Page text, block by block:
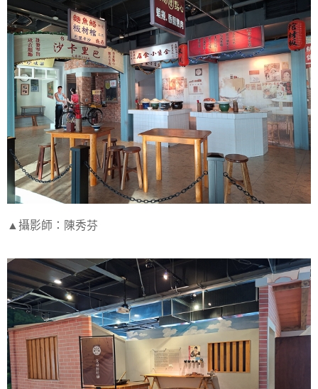
▲攝影師：陳秀芬